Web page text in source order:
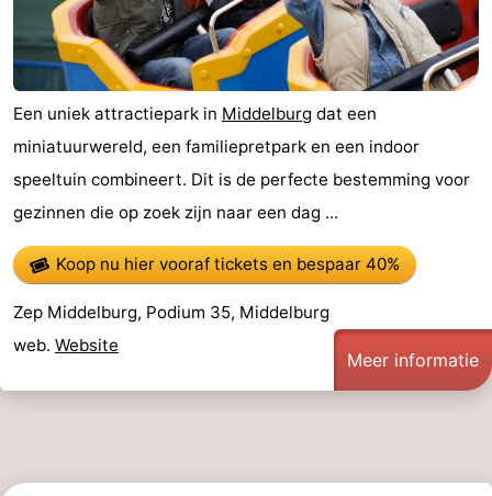
Een uniek attractiepark in Middelburg dat een
miniatuurwereld, een familiepretpark en een indoor
speeltuin combineert. Dit is de perfecte bestemming voor
gezinnen die op zoek zijn naar een dag ...
Koop nu hier vooraf ticketsen bespaar 40%
Zep Middelburg, Podium 35, Middelburg
web. Website
Meer informatie